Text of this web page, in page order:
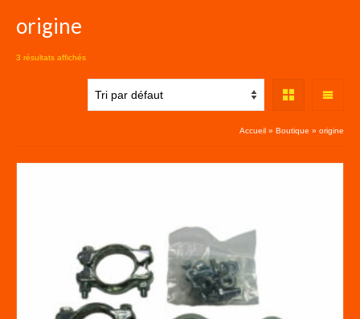
origine
3 résultats affichés
Accueil » Boutique » origine